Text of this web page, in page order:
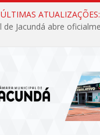
ÚLTIMAS ATUALIZAÇÕES: